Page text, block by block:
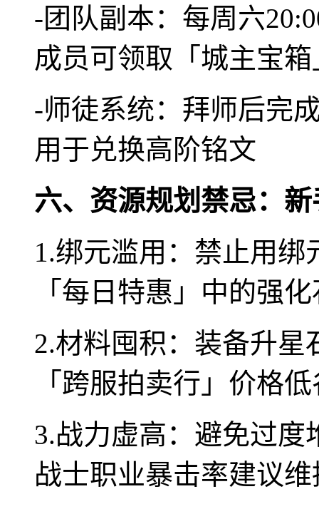
-团队副本：每周六
成员可领取「城主宝
-师徒系统：拜师后完
用于兑换高阶铭文
六、资源规划禁忌：
1.绑元滥用：禁止用
「每日特惠」中的强
2.材料囤积：装备升
「跨服拍卖行」价格
3.战力虚高：避免过
战士职业暴击率建议